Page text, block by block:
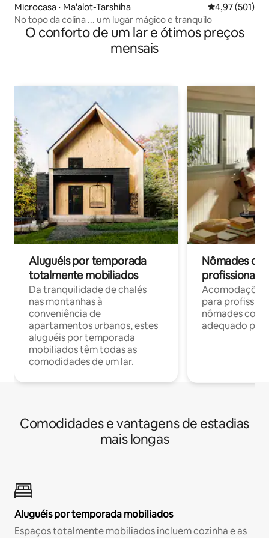
Microcasa ⋅ Ma'alot-Tarshiha 4,97 de uma
4,97 (501)
No topo da colina ... um lugar mágico e tranquilo
O conforto de um lar e ótimos preços
mensais
Aluguéis por temporada
totalmente mobiliados
Da tranquilidade de chalés
nas montanhas à
conveniência de
apartamentos urbanos, estes
aluguéis por temporada
mobiliados têm todas as
comodidades de um lar.
Nômades
profissionais
para
nômades com
adequado
Comodidades e vantagens de estadias
mais longas
Aluguéis por temporada mobiliados
Espaços totalmente mobiliados incluem cozinha e as